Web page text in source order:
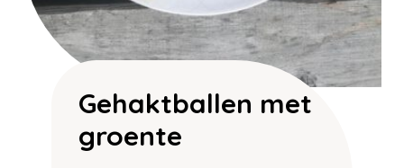
Gehaktballen met
groente